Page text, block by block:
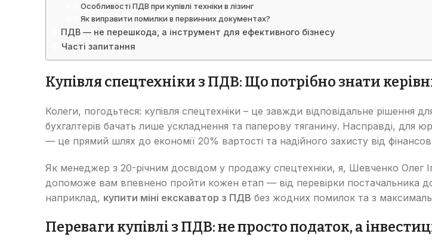
Особливості ПДВ при купівлі техніки в лізинг
Як виправити помилки в первинних документах?
ПДВ — не перешкода, а інструмент для ефективного бізнесу
Часті запитання
Купівля спецтехніки з ПДВ: Що потрібно знати
Колеги, погодьтеся: купівля спецтехніки – це завжди відповідальне рішення
бухгалтерів бачать лише ускладнення та паперову тяганину. Насправді,
— це прямий шлях до економії 20% вартості та надійного захисту від
Як менеджер з 20-річним досвідом у продажу спецтехніки, я, Шевченко Олег
допоможе вам впевнено пройти кожен етап — від перевірки постачальника
наприклад, купити міні екскаватор з ПДВ без жодних помилок та з
Переваги купівлі з ПДВ: не просто податок, а